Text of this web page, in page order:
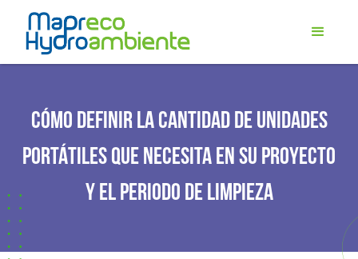
CÓMO DEFINIR LA CANTIDAD DE UNIDADES
PORTÁTILES QUE NECESITA EN SU PROYECTO
Y EL PERIODO DE LIMPIEZA